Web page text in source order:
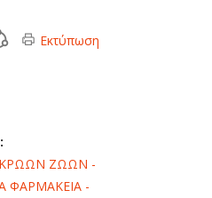
Εκτύπωση
ΖΩΩΝ -
ΦΑΡΜΑΚΕΙΑ -